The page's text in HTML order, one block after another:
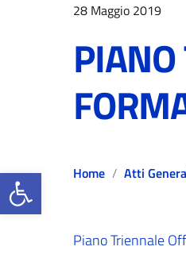
Open toolbar
28 Maggio 2019
Home Atti
Piano Triennale